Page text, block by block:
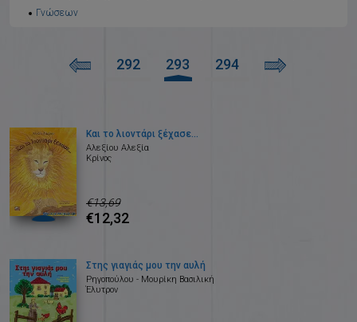
Γνώσεων
292 293 294
Και το λιοντάρι ξέχασε...
Αλεξίου Αλεξία
Κρίνος
€13,69
€12,32
Στης γιαγιάς μου την αυλή
Ρηγοπούλου - Μουρίκη Βασιλική
Έλυτρον